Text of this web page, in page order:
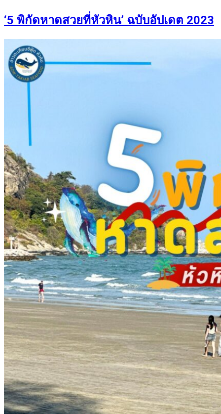
‘5 พิกัดหาดสวยที่หัวหิน’ ฉบับอัปเดต 2023